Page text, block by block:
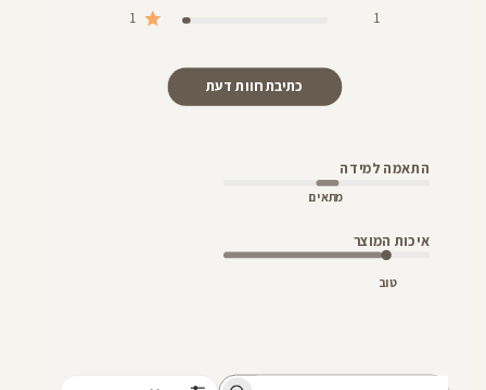
1 1
כתיבת חוות דעת
התאמה למידה
מתאים
איכות המוצר
טוב